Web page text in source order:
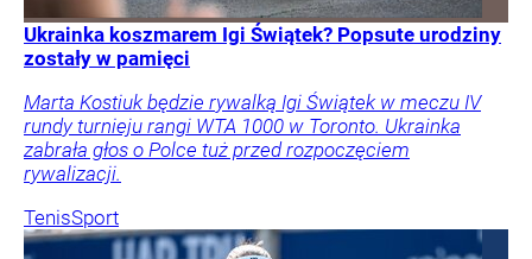
Ukrainka koszmarem Igi Świątek? Popsute urodziny
zostały w pamięci
Marta Kostiuk będzie rywalką Igi Świątek w meczu IV
rundy turnieju rangi WTA 1000 w Toronto. Ukrainka
zabrała głos o Polce tuż przed rozpoczęciem
rywalizacji.
TenisSport